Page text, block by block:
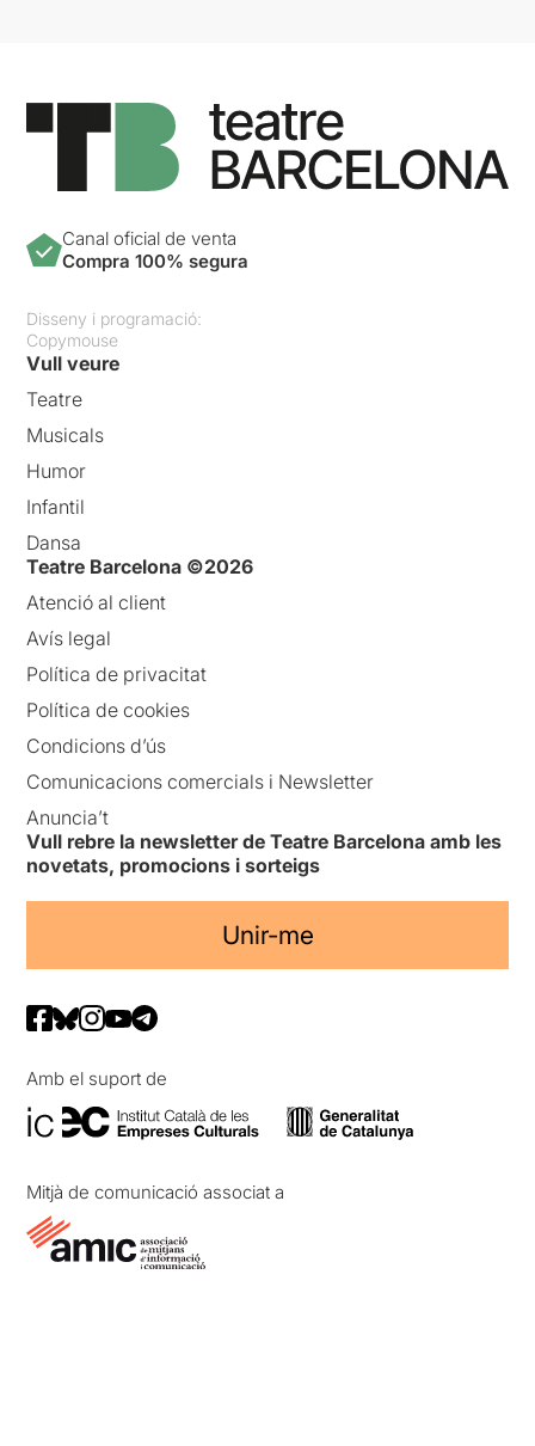
Canal oficial de venta
Compra 100% segura
Disseny i programació:
Copymouse
Vull veure
Teatre
Musicals
Humor
Infantil
Dansa
Teatre Barcelona ©2026
Atenció al client
Avís legal
Política de privacitat
Política de cookies
Condicions d’ús
Comunicacions comercials i Newsletter
Anuncia’t
Vull rebre la newsletter de Teatre Barcelona amb les
novetats, promocions i sorteigs
Unir-me
Amb el suport de
Mitjà de comunicació associat a